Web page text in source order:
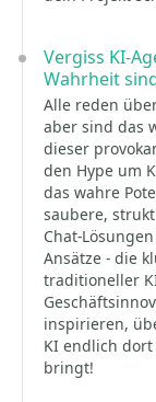
Vergiss KI-
Wahrheit
Alle reden
aber sind das
dieser
den Hype um
das wahre
saubere,
Chat-
Ansätze - die
traditioneller
inspirieren,
KI endlich
bringt!